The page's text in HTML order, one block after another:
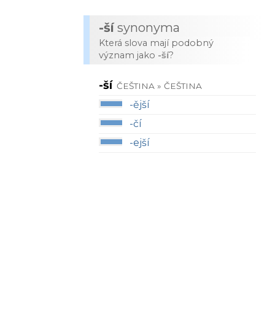
-šísynonyma
Která slova mají podobný
význam jako -ší?
-ší ČEŠTINA » ČEŠTINA
-ější
-čí
-ejší